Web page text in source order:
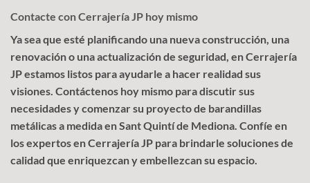
Contacte con Cerrajería JP hoy mismo
Ya sea que esté planificando una nueva construcción, una
renovación o una actualización de seguridad, en Cerrajería
JP estamos listos para ayudarle a hacer realidad sus
visiones. Contáctenos hoy mismo para discutir sus
necesidades y comenzar su proyecto de barandillas
metálicas a medida en Sant Quintí de Mediona. Confíe en
los expertos en Cerrajería JP para brindarle soluciones de
calidad que enriquezcan y embellezcan su espacio.